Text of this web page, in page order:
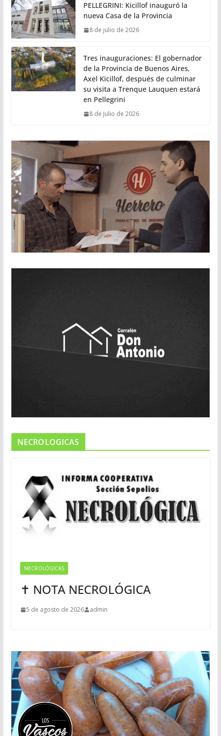
PELLEGRINI: Kicillof inauguró la
nueva Casa de la Provincia
8 de julio de 2026
Tres inauguraciones: El gobernador
de la Provincia de Buenos Aires,
Axel Kicillof, después de culminar
su visita a Trenque Lauquen estará
en Pellegrini
8 de julio de 2026
NECROLOGICAS
NECROLÓGICAS
✝ NOTA NECROLÓGICA
5 de agosto de 2026 admin